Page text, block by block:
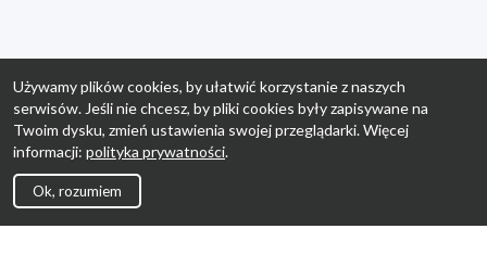
Używamy plików cookies, by ułatwić korzystanie z naszych
serwisów. Jeśli nie chcesz, by pliki cookies były zapisywane na
Twoim dysku, zmień ustawienia swojej przeglądarki. Więcej
informacji: polityka prywatności.
Ok, rozumiem